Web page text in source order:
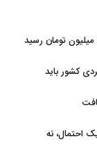
کشور باید
یک احتمال، نه